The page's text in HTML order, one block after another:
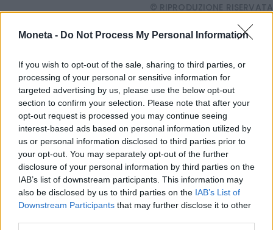
Moneta - Do Not Process My Personal Information
If you wish to opt-out of the sale, sharing to third parties, or
processing of your personal or sensitive information for
targeted advertising by us, please use the below opt-out
section to confirm your selection. Please note that after your
opt-out request is processed you may continue seeing
interest-based ads based on personal information utilized by
us or personal information disclosed to third parties prior to
your opt-out. You may separately opt-out of the further
disclosure of your personal information by third parties on the
IAB’s list of downstream participants. This information may
also be disclosed by us to third parties on the IAB’s List of
Downstream Participants that may further disclose it to other
© RIPRODUZIONE RISERVATA
Condividi
Scegli Moneta come fonte preferita